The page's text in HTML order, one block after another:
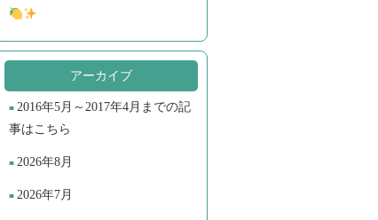
アーカイブ
2016年5月～2017年4月までの記
事はこちら
2026年8月
2026年7月